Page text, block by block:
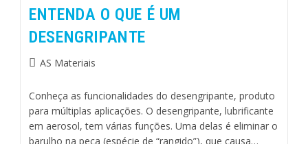
ENTENDA O QUE É UM
DESENGRIPANTE
AS Materiais
Conheça as funcionalidades do desengripante, produto
para múltiplas aplicações. O desengripante, lubrificante
em aerosol, tem várias funções. Uma delas é eliminar o
barulho na peça (espécie de “rangido”), que causa…